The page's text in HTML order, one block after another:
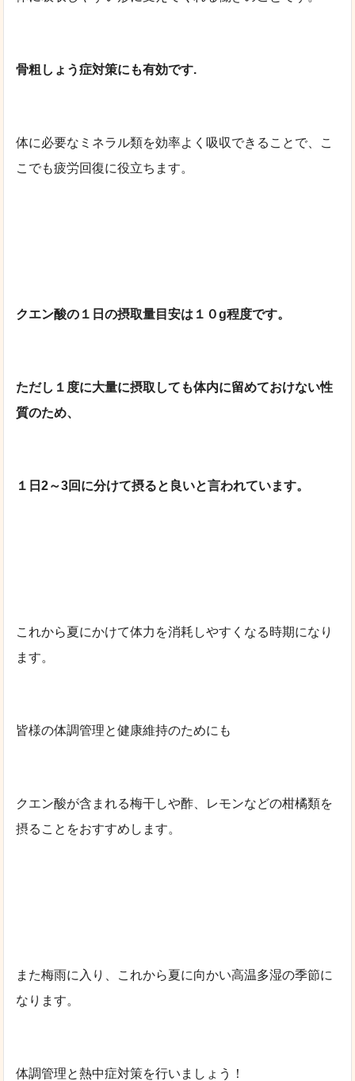
骨粗しょう症対策にも有効です.
体に必要なミネラル類を効率よく吸収できることで、こ
こでも疲労回復に役立ちます。
クエン酸の１日の摂取量目安は１０g程度です。
ただし１度に大量に摂取しても体内に留めておけない性
質のため、
１日2～3回に分けて摂ると良いと言われています。
これから夏にかけて体力を消耗しやすくなる時期になり
ます。
皆様の体調管理と健康維持のためにも
クエン酸が含まれる梅干しや酢、レモンなどの柑橘類を
摂ることをおすすめします。
また梅雨に入り、これから夏に向かい高温多湿の季節に
なります。
体調管理と熱中症対策を行いましょう！